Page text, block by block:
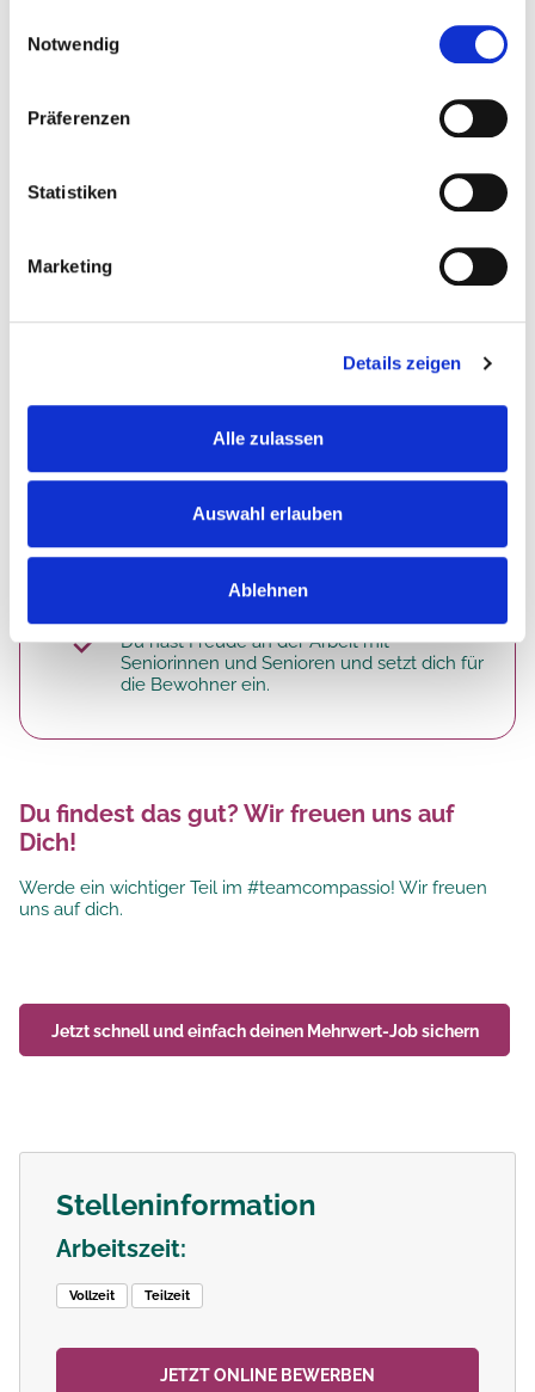
Notwendig
Präferenzen
Statistiken
Marketing
Details zeigen
Alle zulassen
Auswahl erlauben
Ablehnen
erlernen. Du motivierst unsere Bewohner,
die Beschäftigungstherapie wahrzunehmen
Die Pflegekräfte werden von Dir unterstützt,
du arbeitest an der Pflegedokumentation
Du begleitest unsere BewohnerInnen in
Ihrem Alltag begleiten und pflegst den
Das bist du. Deine Qualifikation.
Du hast eine abgeschlossene
Ausbildung als
Gesundheits- und Pflegeassistenz(m/w/d) oder
vergleichbar
Deine Erfahrung im Bereich Altenpflege
sowie in der Betreuung von dementen
Menschen ist von Vorteil
Du hast Freude an der Arbeit mit
Seniorinnen und Senioren und setzt dich für
die Bewohner ein.
Du findest das gut? Wir freuen uns auf
Dich!
Werde ein wichtiger Teil im #teamcompassio! Wir freuen
uns auf dich.
Jetzt schnell und einfach deinen Mehrwert-Jobsichern
Stelleninformation
Arbeitszeit:
Vollzeit Teilzeit
JETZT ONLINE BEWERBEN